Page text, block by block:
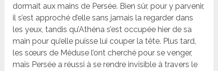
dormait aux mains de Persée. Bien sûr, pour y parvenir,
il s’est approché d’elle sans jamais la regarder dans
les yeux, tandis qu’Athéna s’est occupée hier de sa
main pour qu’elle puisse lui couper la tête. Plus tard,
les sœurs de Méduse l’ont cherché pour se venger,
mais Persée a réussi à se rendre invisible à travers le